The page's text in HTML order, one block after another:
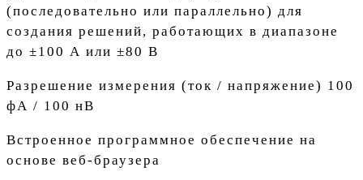
(последовательно или параллельно) для
создания решений, работающих в диапазоне
до ±100 А или ±80 В
Разрешение измерения (ток / напряжение) 100
фА / 100 нВ
Встроенное программное обеспечение на
основе веб-браузера